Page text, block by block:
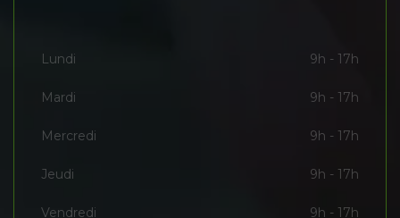
Lundi 9h - 17h
Mardi 9h - 17h
Mercredi 9h - 17h
Jeudi 9h - 17h
Vendredi 9h - 17h